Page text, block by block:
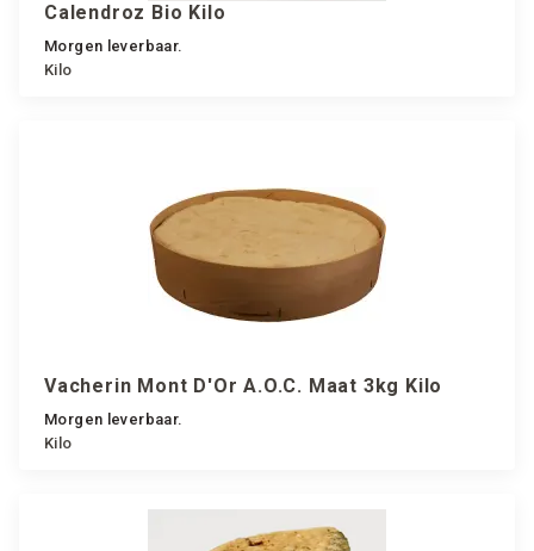
Calendroz Bio Kilo
Morgen leverbaar.
Kilo
Vacherin Mont D'Or A.O.C. Maat 3kg Kilo
Morgen leverbaar.
Kilo